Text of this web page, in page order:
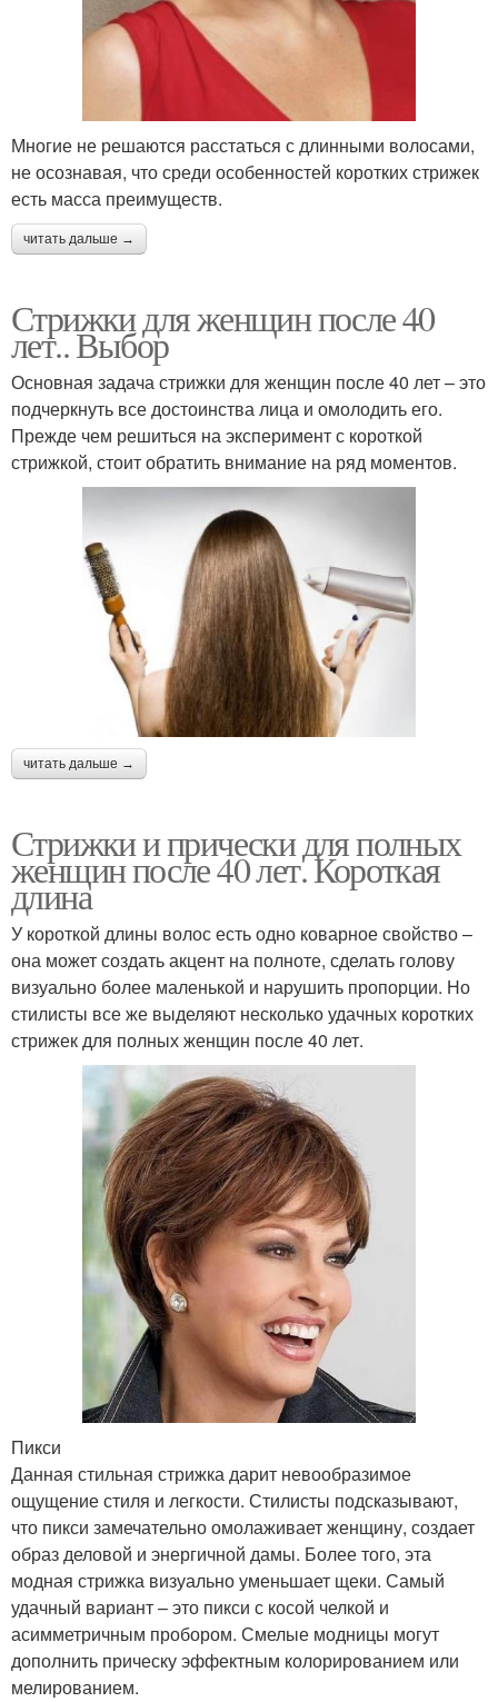
Многие не решаются расстаться с длинными волосами,
не осознавая, что среди особенностей коротких стрижек
есть масса преимуществ.
читать дальше →
Стрижки для женщин после 40
лет.. Выбор
Основная задача стрижки для женщин после 40 лет – это
подчеркнуть все достоинства лица и омолодить его.
Прежде чем решиться на эксперимент с короткой
стрижкой, стоит обратить внимание на ряд моментов.
читать дальше →
Стрижки и прически для полных
женщин после 40 лет. Короткая
длина
У короткой длины волос есть одно коварное свойство –
она может создать акцент на полноте, сделать голову
визуально более маленькой и нарушить пропорции. Но
стилисты все же выделяют несколько удачных коротких
стрижек для полных женщин после 40 лет.
Пикси
Данная стильная стрижка дарит невообразимое
ощущение стиля и легкости. Стилисты подсказывают,
что пикси замечательно омолаживает женщину, создает
образ деловой и энергичной дамы. Более того, эта
модная стрижка визуально уменьшает щеки. Самый
удачный вариант – это пикси с косой челкой и
асимметричным пробором. Смелые модницы могут
дополнить прическу эффектным колорированием или
мелированием.